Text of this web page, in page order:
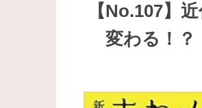
【No.107】
変わる！？